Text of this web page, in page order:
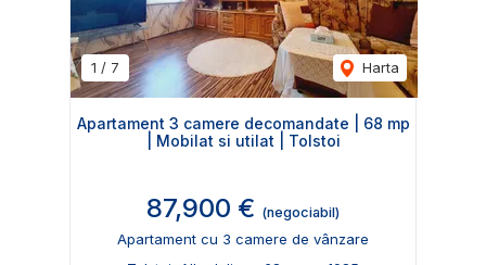
1 / 7 Harta
Apartament 3 camere decomandate | 68 mp
| Mobilat si utilat | Tolstoi
87,900 € (negociabil)
Apartament cu 3 camere de vânzare